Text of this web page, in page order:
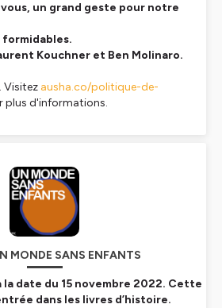
un grand geste pour notre
formidables.
Kouchner et Ben Molinaro.
Visitez ausha.co/politique-de-
plus d'informations.
MONDE SANS ENFANTS
la date du 15 novembre 2022. Cette
dans les livres d’histoire.